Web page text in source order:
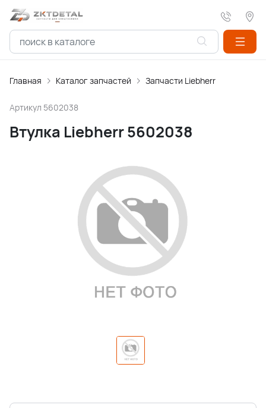
Главная Каталог запчастей Запчасти Liebherr
Артикул 5602038
Втулка Liebherr 5602038